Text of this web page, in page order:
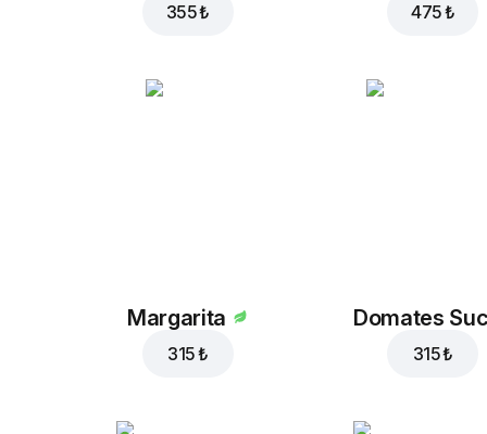
355 ₺ 475 ₺
Margarita
315 ₺
Domates
315 ₺